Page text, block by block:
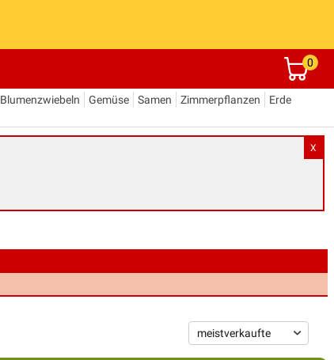
0
Blumenzwiebeln Gemüse Samen Zimmerpflanzen
Erde
X